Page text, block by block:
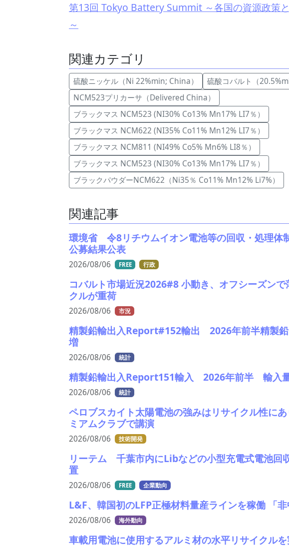
第13回 Tokyo Battery Summit ～各国の資源政策
～
関連カテゴリ
硫酸ニッケル（Ni 22%min; China）
硫酸コバルト（
NCM523プリカーサ（Delivered China）
ブラックマス NCM523 (NI30% Co13% Mn17% LI7％）
ブラックマス NCM622 (NI35% Co11% Mn12% LI7％）
ブラックマス NCM811 (NI49% Co5% Mn6% LI8％）
ブラックマス NCM523 (NI30% Co13% Mn17% LI7％）
ブラックパウダーNCM622（Ni35％ Co11% Mn12% Li7%）
関連記事
環境省 令8リチウムイオン電池等の回収・処理体
公募結果公表
2026/08/06 FREE 行政
コバルト市場近況2026#8 小動き、オフシーズン
クルが重荷
2026/08/06 市況
精製鉛輸出入Report#152輸出 2026年前半精製鉛
増
2026/08/06 統計
精製鉛輸出入Report151輸入 2026年前半 輸入
2026/08/06 統計
ペロブスカイト太陽電池の強みはリサイクル性に
ミアムクラブで講演
2026/08/06 技術開発
リーテム 千葉市内にLibなどの小型充電式電池回
置
2026/08/06 FREE 企業動向
L&F、韓国初のLFP正極材料量産ラインを稼働 「
2026/08/06 海外動向
車載用電池に使用するアルミ材の水平リサイクル